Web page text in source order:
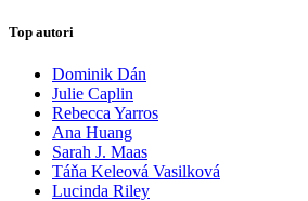
Top autori
Dominik Dán
Julie Caplin
Rebecca Yarros
Ana Huang
Sarah J. Maas
Táňa Keleová Vasilková
Lucinda Riley